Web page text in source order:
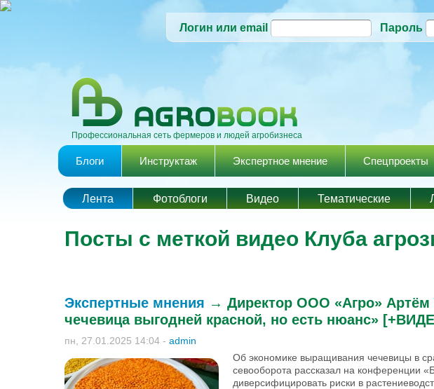
Логин или email Пароль
Профессиональная сеть фермеров и людей агробизнеса
Главное меню
Блоги Инструктаж Экспертное мнение Спецпроекты
Лента Фотоблоги Видео Тематические
Посты с меткой видео Клуба
Экспертные мнения → Директор ООО «Агро» Артём
чечевица выгодней красной, но есть нюанс»
пн, 27.01.2025 14:04 - admin
Об экономике выращивания чечевицы в
севооборота рассказал на конференции
диверсифицировать риски в